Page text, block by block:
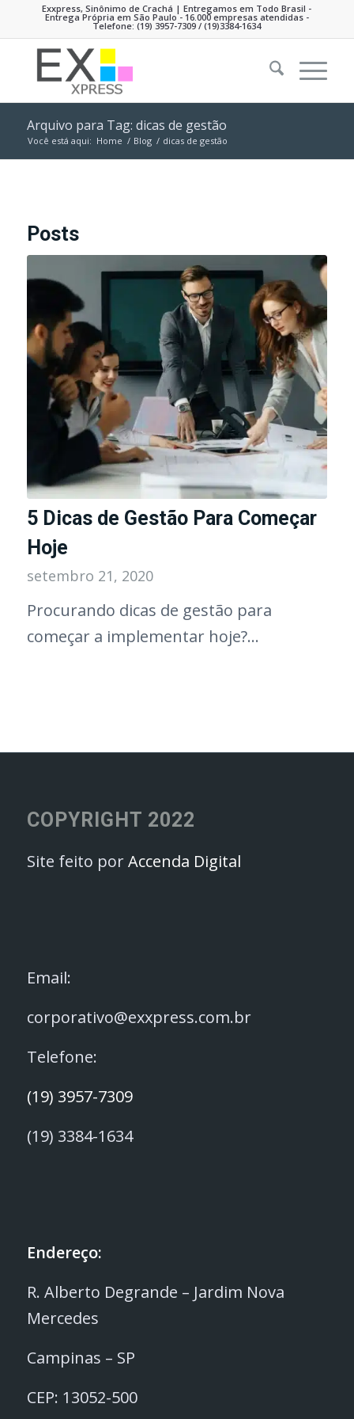
Exxpress, Sinônimo de Crachá | Entregamos em Todo Brasil -
Entrega Própria em São Paulo - 16.000 empresas atendidas -
Telefone:(19) 3957-7309 / (19)3384-1634
Arquivo para Tag: dicas de gestão
Você está aqui: Home / Blog / dicas de gestão
Posts
5 Dicas de Gestão Para Começar
Hoje
setembro 21, 2020
Procurando dicas de gestão para
começar a implementar hoje?…
COPYRIGHT 2022
Site feito porAccenda Digital
Email:
corporativo@exxpress.com.br
Telefone:
(19) 3957-7309
(19) 3384-1634
Endereço:
R. Alberto Degrande – Jardim Nova
Mercedes
Campinas – SP
CEP: 13052-500